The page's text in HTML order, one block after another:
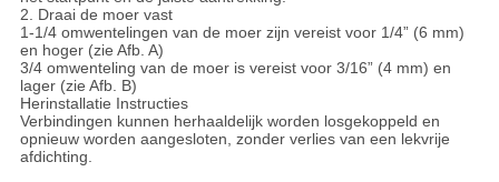
2. Draai de moer vast
1-1/4 omwentelingen van de moer zijn vereist voor 1/4” (6 mm)
en hoger (zie Afb. A)
3/4 omwenteling van de moer is vereist voor 3/16” (4 mm) en
lager (zie Afb. B)
Herinstallatie Instructies
Verbindingen kunnen herhaaldelijk worden losgekoppeld en
opnieuw worden aangesloten, zonder verlies van een lekvrije
afdichting.